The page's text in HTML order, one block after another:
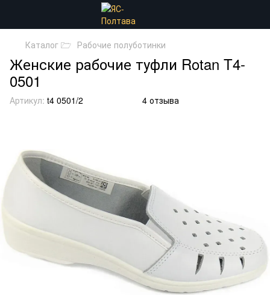
Каталог 🗁 Рабочие полуботинки
Женские рабочие туфли Rotan T4-
0501
Артикул: t4 0501/2 4 отзыва